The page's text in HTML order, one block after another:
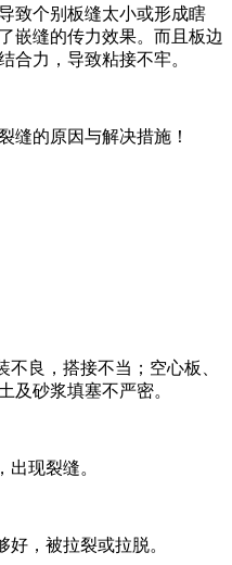
致个别板缝太小或形成瞎
嵌缝的传力效果。而且板边
合力，导致粘接不牢。
缝的原因与解决措施！
良，搭接不当；空心板、
及砂浆填塞不严密。
现裂缝。
，被拉裂或拉脱。